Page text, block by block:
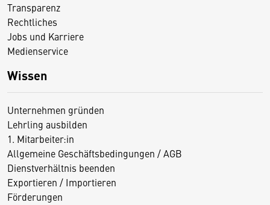
Transparenz
Rechtliches
Jobs und Karriere
Medienservice
Wissen
Unternehmen gründen
Lehrling ausbilden
1. Mitarbeiter:in
Allgemeine Geschäftsbedingungen / AGB
Dienstverhältnis beenden
Exportieren / Importieren
Förderungen